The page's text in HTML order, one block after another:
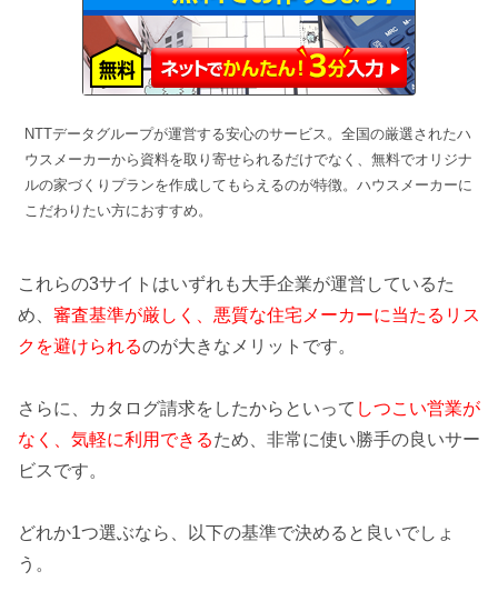
NTTデータグループが運営する安心のサービス。全国の厳選されたハ
ウスメーカーから資料を取り寄せられるだけでなく、無料でオリジナ
ルの家づくりプランを作成してもらえるのが特徴。ハウスメーカーに
こだわりたい方におすすめ。
これらの3サイトはいずれも大手企業が運営しているた
め、 審査基準が厳しく、悪質な住宅メーカーに当たるリス
クを避けられるのが大きなメリットです。
さらに、カタログ請求をしたからといって しつこい営業が
なく、気軽に利用できるため、非常に使い勝手の良いサー
ビスです。
どれか1つ選ぶなら、以下の基準で決めると良いでしょ
う。